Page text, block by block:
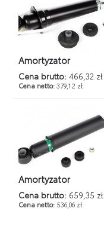
Amortyzator
Cena brutto: 466,32 zł
Cena netto:379,12 zł
Amortyzator
Cena brutto: 659,35 zł
Cena netto: 536,06 zł